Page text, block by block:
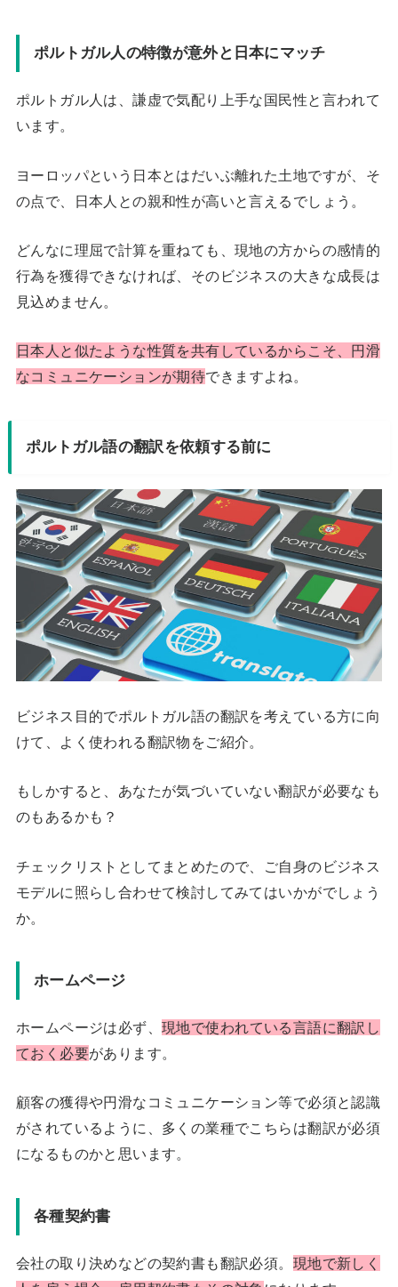
ポルトガル人の特徴が意外と日本にマッチ
ポルトガル人は、謙虚で気配り上手な国民性と言われて
います。
ヨーロッパという日本とはだいぶ離れた土地ですが、そ
の点で、日本人との親和性が高いと言えるでしょう。
どんなに理屈で計算を重ねても、現地の方からの感情的
行為を獲得できなければ、そのビジネスの大きな成長は
見込めません。
日本人と似たような性質を共有しているからこそ、円滑
なコミュニケーションが期待できますよね。
ポルトガル語の翻訳を依頼する前に
ビジネス目的でポルトガル語の翻訳を考えている方に向
けて、よく使われる翻訳物をご紹介。
もしかすると、あなたが気づいていない翻訳が必要なも
のもあるかも？
チェックリストとしてまとめたので、ご自身のビジネス
モデルに照らし合わせて検討してみてはいかがでしょう
か。
ホームページ
ホームページは必ず、現地で使われている言語に翻訳し
ておく必要があります。
顧客の獲得や円滑なコミュニケーション等で必須と認識
がされているように、多くの業種でこちらは翻訳が必須
になるものかと思います。
各種契約書
会社の取り決めなどの契約書も翻訳必須。 現地で新しく